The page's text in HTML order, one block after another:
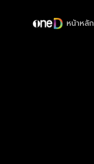
หน้าหลัก